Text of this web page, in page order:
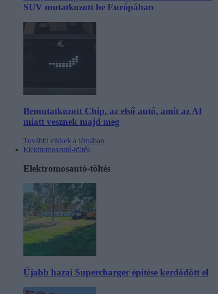
SUV mutatkozott be Európában
Bemutatkozott Chip, az első autó, amit az AI
miatt vesznek majd meg
További cikkek a témában
Elektromosautó-töltés
Elektromosautó-töltés
Újabb hazai Supercharger építése kezdődött el